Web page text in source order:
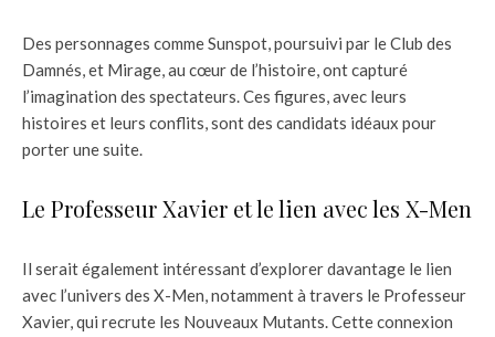
Des personnages comme Sunspot, poursuivi par le Club des
Damnés, et Mirage, au cœur de l’histoire, ont capturé
l’imagination des spectateurs. Ces figures, avec leurs
histoires et leurs conflits, sont des candidats idéaux pour
porter une suite.
Le Professeur Xavier et le lien avec les X-Men
Il serait également intéressant d’explorer davantage le lien
avec l’univers des X-Men, notamment à travers le Professeur
Xavier, qui recrute les Nouveaux Mutants. Cette connexion